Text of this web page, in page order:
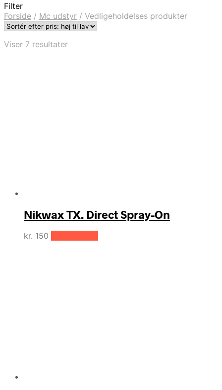
Filter
Forside / Mc udstyr / Vedligeholdelses produkter
Viser 7 resultaterSorteret
Nikwax TX. Direct Spray-On
kr. 150